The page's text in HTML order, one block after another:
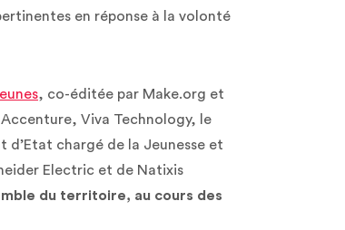
en réponse à la volonté
, co-éditée par Make.org et
Viva Technology, le
d’Etat chargé de la Jeunesse et
Electric et de Natixis
du territoire, au cours des